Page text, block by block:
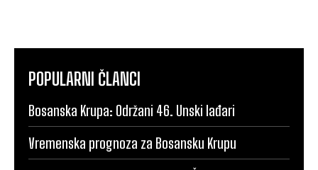
POPULARNI ČLANCI
Bosanska Krupa: Održani 46. Unski lađari
Vremenska prognoza za Bosansku Krupu